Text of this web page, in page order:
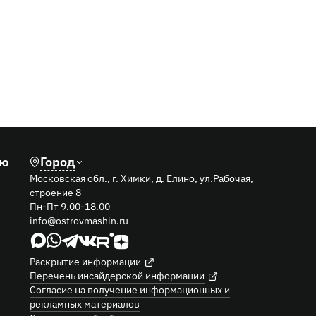
Город
Московская обл., г. Химки, д. Елино, ул.Рабочая,
строение 8
Пн-Пт 9.00-18.00
info@ostrovmashin.ru
Раскрытие информации
Перечень инсайдерской информации
Согласие на получение информационных и
рекламных материалов